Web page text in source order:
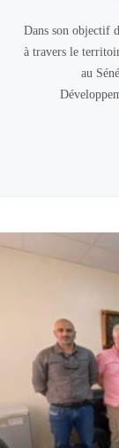
Dans son objectif
à travers le
au